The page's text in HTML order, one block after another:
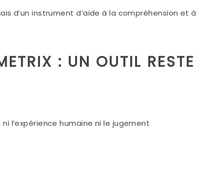
d’un instrument d’aide à la compréhension et à
: UN OUTIL RESTE
l’expérience humaine ni le jugement